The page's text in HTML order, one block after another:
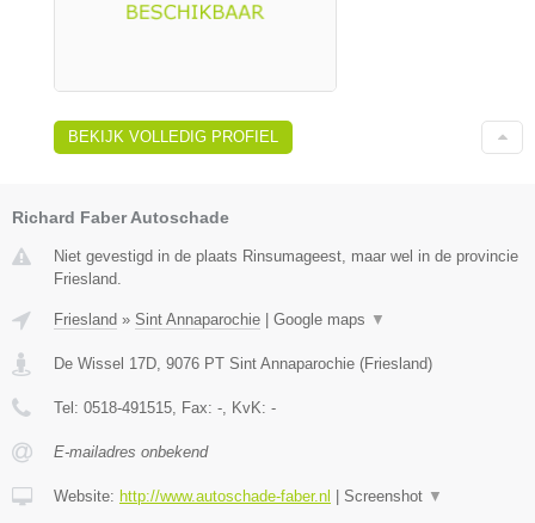
BEKIJK VOLLEDIG PROFIEL
Richard Faber Autoschade
Niet gevestigd in de plaats Rinsumageest, maar wel in de provincie
Friesland.
Friesland » Sint Annaparochie Google maps ▼
De Wissel 17D, 9076 PT Sint Annaparochie (Friesland)
Tel: 0518-491515, Fax: -, KvK: -
E-mailadres onbekend
Website: http://www.autoschade-faber.nl Screenshot ▼